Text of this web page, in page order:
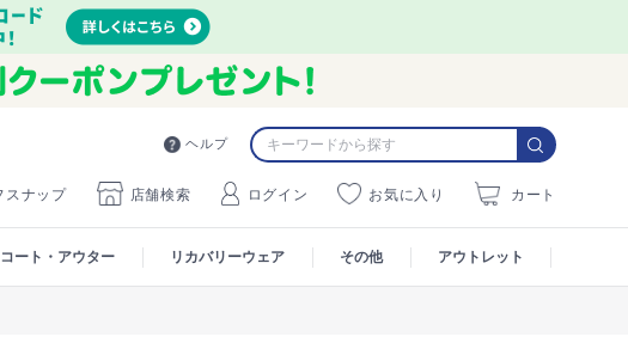
ヘルプ
スナップ 店舗検索 ログイン お気に入り カート
コート・アウター リカバリーウェア その他 アウトレット